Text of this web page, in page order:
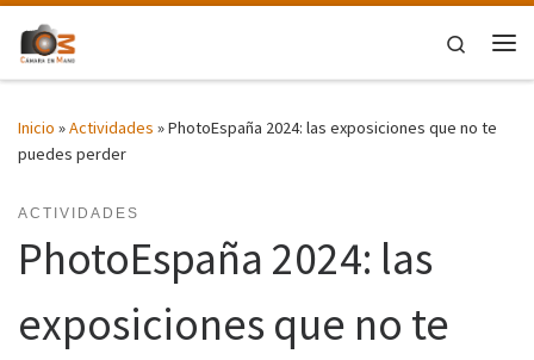
Saltar al contenido
Search
Inicio »Actividades »PhotoEspaña 2024: las exposiciones que no te
puedes perder
ACTIVIDADES
PhotoEspaña 2024: las
exposiciones que no te